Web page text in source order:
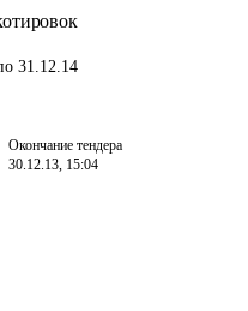
31.12.14
Окончание тендера
30.12.13, 15:04